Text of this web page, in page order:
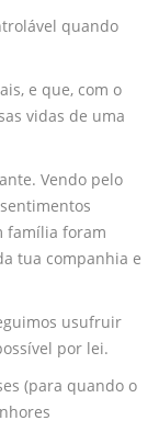
quando
e que, com o
vidas de uma
Vendo pelo
família foram
tua companhia e
usufruir
por lei.
(para quando o